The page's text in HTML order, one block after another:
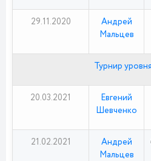
29.11.2020
Андрей
Мальцев
Турнир
20.03.2021
Евгений
Шевченко
21.02.2021
Андрей
Мальцев